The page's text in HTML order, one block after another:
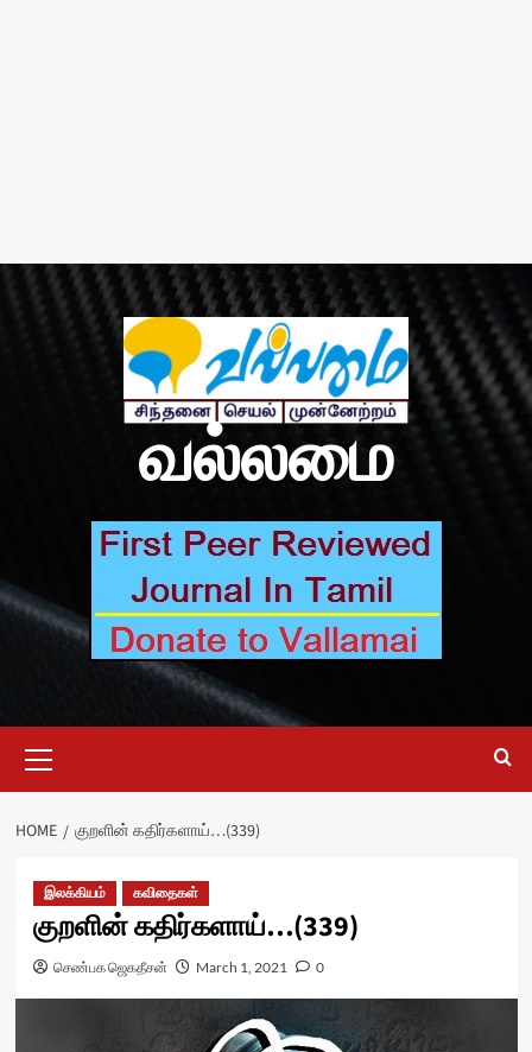
வல்லமை
Menu
HOME குறளின் கதிர்களாய்…(339)
இலக்கியம் கவிதைகள்
குறளின் கதிர்களாய்…(339)
செண்பக ஜெகதீசன் March 1, 2021 0